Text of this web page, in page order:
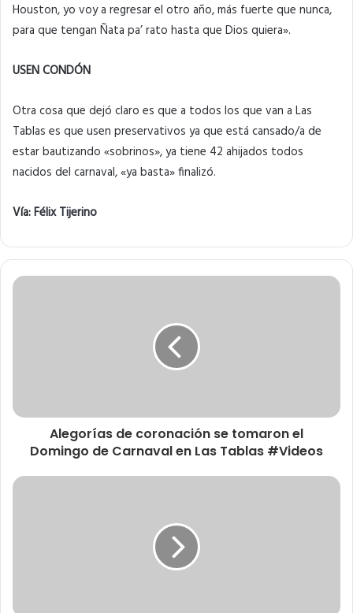
Houston, yo voy a regresar el otro año, más fuerte que nunca,
para que tengan Ñata pa’ rato hasta que Dios quiera».
USEN CONDÓN
Otra cosa que dejó claro es que a todos los que van a Las
Tablas es que usen preservativos ya que está cansado/a de
estar bautizando «sobrinos», ya tiene 42 ahijados todos
nacidos del carnaval, «ya basta» finalizó.
Vía:Félix Tijerino
Alegorías de coronación se tomaron el
Domingo de Carnaval en Las Tablas #Videos